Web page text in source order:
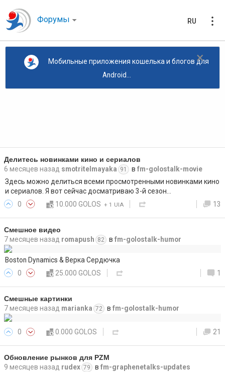
Форумы RU
×
Мобильные приложения кошелька и блогов для
Android...
Делитесь новинками кино и сериалов
6 месяцев назад smotritelmayaka 91 в fm-golostalk-movie
Здесь можно делиться всеми просмотренными новинками кино
и сериалов. Я вот сейчас досматриваю 3-й сезон…
0
10.000 GOLOS +1 UIA 13
Смешное видео
7 месяцев назад romapush 82 в fm-golostalk-humor
Boston Dynamics & Верка Сердючка
0
25.000 GOLOS 1
Смешные картинки
7 месяцев назад marianka 72 в fm-golostalk-humor
0 0.000 GOLOS 21
Обновление рынков для PZM
9 месяцев назад rudex 79 в fm-graphenetalks-updates